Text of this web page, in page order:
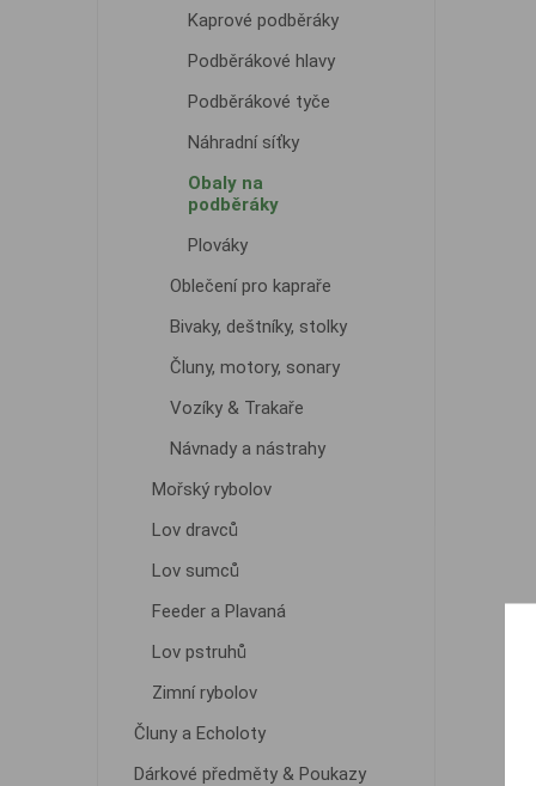
Kaprové podběráky
Podběrákové hlavy
Podběrákové tyče
Náhradní síťky
Obaly na
podběráky
Plováky
Oblečení pro kapraře
Bivaky, deštníky, stolky
Čluny, motory, sonary
Vozíky & Trakaře
Návnady a nástrahy
Mořský rybolov
Lov dravců
Lov sumců
Feeder a Plavaná
Lov pstruhů
Zimní rybolov
Čluny a Echoloty
Dárkové předměty & Poukazy